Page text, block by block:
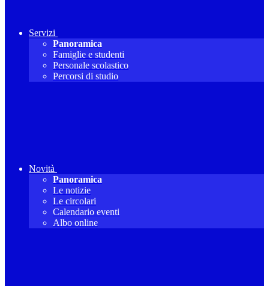
Servizi
Panoramica
Famiglie e studenti
Personale scolastico
Percorsi di studio
Novità
Panoramica
Le notizie
Le circolari
Calendario eventi
Albo online